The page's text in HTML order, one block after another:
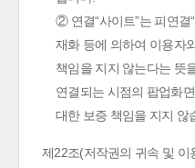
② 연결“사이트”는 피연결
재화 등에 의하여 이용자
책임을 지지 않는다는 뜻
연결되는 시점의 팝업화
대한 보증 책임을 지지 않
제22조(저작권의 귀속 및 이